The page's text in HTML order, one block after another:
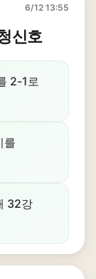
6/12 13:55
신호
2-1로
를
32강